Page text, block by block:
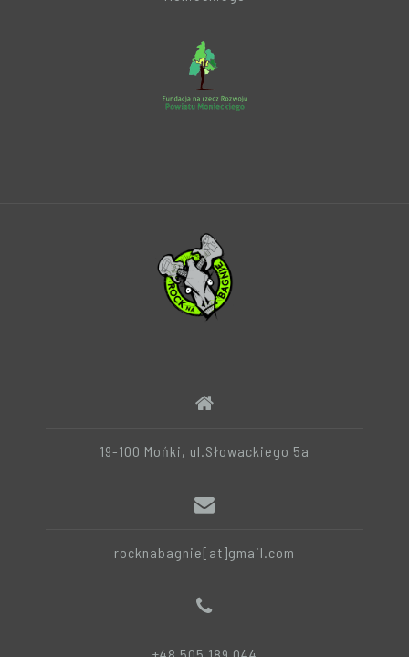
19-100 Mońki, ul.Słowackiego 5a
rocknabagnie[at]gmail.com